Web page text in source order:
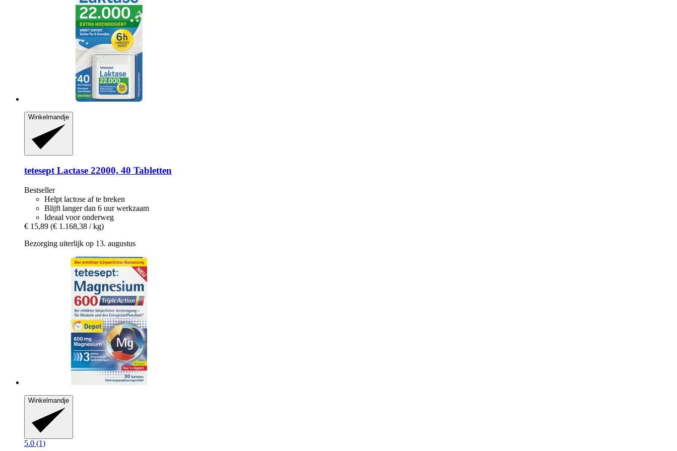
Winkelmandje
tetesept Lactase 22000, 40 Tabletten
Bestseller
Helpt lactose af te breken
Blijft langer dan 6 uur werkzaam
Ideaal voor onderweg
€ 15,89 (€ 1.168,38 / kg)
Bezorging uiterlijk op 13. augustus
Winkelmandje
5.0 (1)